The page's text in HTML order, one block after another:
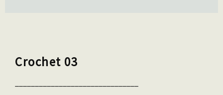
Crochet 03